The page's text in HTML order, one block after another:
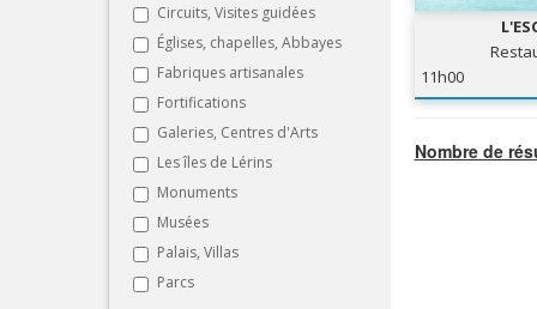
Circuits, Visites guidées
Églises, chapelles, Abbayes
Fabriques artisanales
Fortifications
Galeries, Centres d'Arts
Les îles de Lérins
Monuments
Musées
Palais, Villas
Parcs
11h00
Nombre de